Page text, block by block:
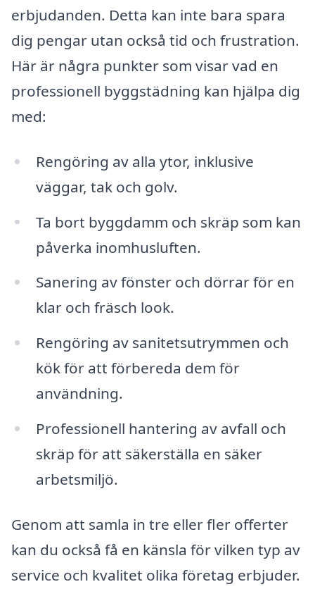
erbjudanden. Detta kan inte bara spara
dig pengar utan också tid och frustration.
Här är några punkter som visar vad en
professionell byggstädning kan hjälpa dig
med:
Rengöring av alla ytor, inklusive
väggar, tak och golv.
Ta bort byggdamm och skräp som kan
påverka inomhusluften.
Sanering av fönster och dörrar för en
klar och fräsch look.
Rengöring av sanitetsutrymmen och
kök för att förbereda dem för
användning.
Professionell hantering av avfall och
skräp för att säkerställa en säker
arbetsmiljö.
Genom att samla in tre eller fler offerter
kan du också få en känsla för vilken typ av
service och kvalitet olika företag erbjuder.